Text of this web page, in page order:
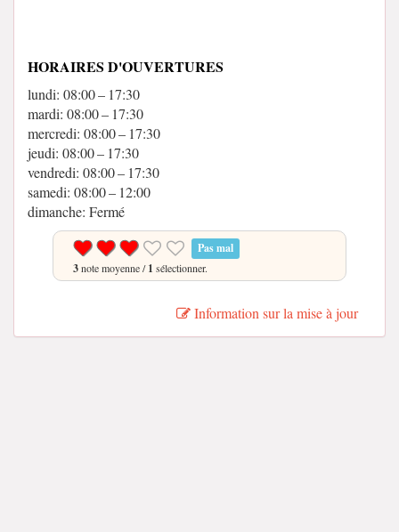
HORAIRES D'OUVERTURES
lundi: 08:00 – 17:30
mardi: 08:00 – 17:30
mercredi: 08:00 – 17:30
jeudi: 08:00 – 17:30
vendredi: 08:00 – 17:30
samedi: 08:00 – 12:00
dimanche: Fermé
Pas mal
3note moyenne /1 sélectionner.
Information sur la mise à jour